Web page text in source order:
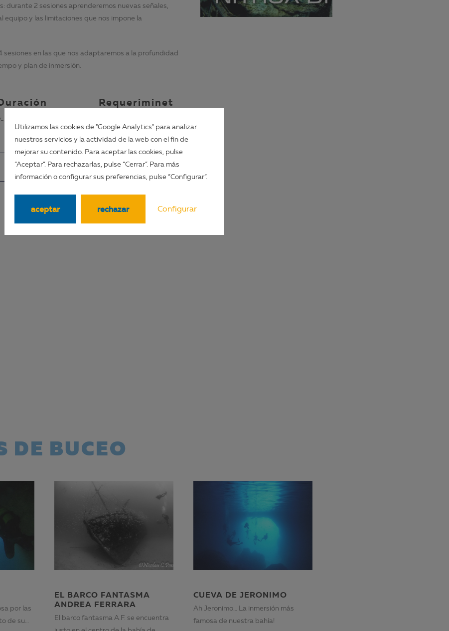
durante 2 sesiones aprenderemos nuevas señales,
equipo y las limitaciones que nos impone la
sesiones en las que nos adaptaremos a la profundidad
y plan de inmersión.
3 Día/s
Requeriminet
reserva desde 550,00€ pregunta
DE BUCEO
por las
de su
EL BARCO FANTASMA
ANDREA FERRARA
El barco fantasma A.F. se encuentra
CUEVA DE JERONIMO
Ah Jeronimo… La inmersión más
famosa de nuestra bahía!
Utilizamos las cookies de "Google Analytics" para analizar
nuestros servicios y la actividad de la web con el fin de
mejorar su contenido. Para aceptar las cookies, pulse
“Aceptar”. Para rechazarlas, pulse “Cerrar”. Para más
información o configurar sus preferencias, pulse “Configurar”.
aceptar rechazar Configurar